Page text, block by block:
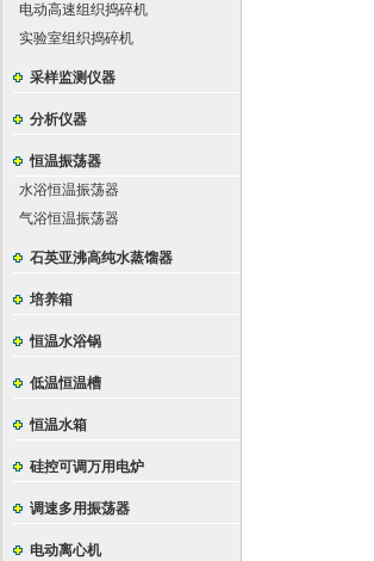
电动高速组织捣碎机
实验室组织捣碎机
采样监测仪器
分析仪器
恒温振荡器
水浴恒温振荡器
气浴恒温振荡器
石英亚沸高纯水蒸馏器
培养箱
恒温水浴锅
低温恒温槽
恒温水箱
硅控可调万用电炉
调速多用振荡器
电动离心机